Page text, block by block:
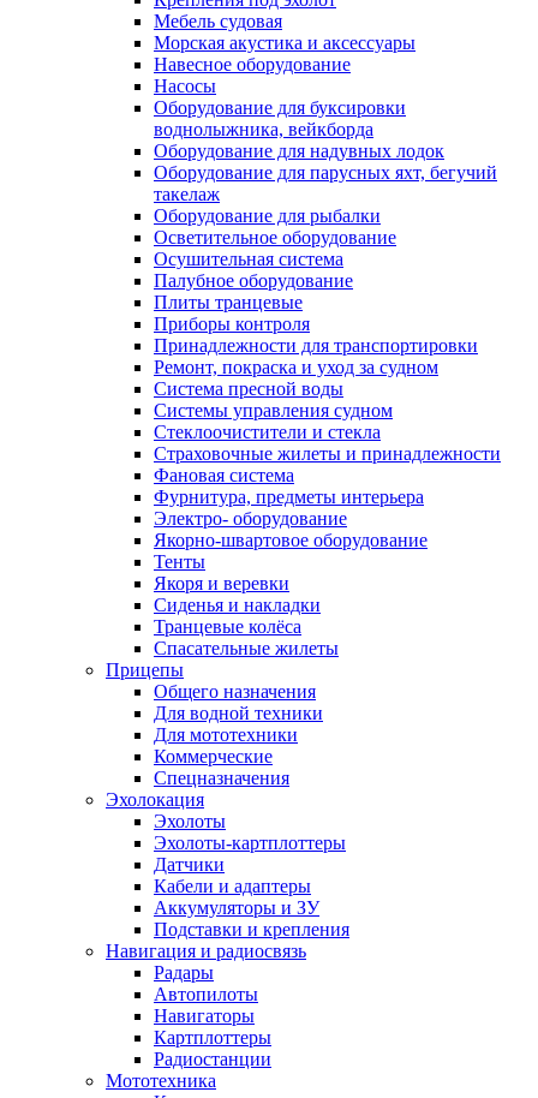
Мебель судовая
Морская акустика и аксессуары
Навесное оборудование
Насосы
Оборудование для буксировки
воднолыжника, вейкборда
Оборудование для надувных лодок
Оборудование для парусных яхт, бегучий
такелаж
Оборудование для рыбалки
Осветительное оборудование
Осушительная система
Палубное оборудование
Плиты транцевые
Приборы контроля
Принадлежности для транспортировки
Ремонт, покраска и уход за судном
Система пресной воды
Системы управления судном
Стеклоочистители и стекла
Страховочные жилеты и принадлежности
Фановая система
Фурнитура, предметы интерьера
Электро- оборудование
Якорно-швартовое оборудование
Тенты
Якоря и веревки
Сиденья и накладки
Транцевые колёса
Спасательные жилеты
Прицепы
Общего назначения
Для водной техники
Для мототехники
Коммерческие
Спецназначения
Эхолокация
Эхолоты
Эхолоты-картплоттеры
Датчики
Кабели и адаптеры
Аккумуляторы и ЗУ
Подставки и крепления
Навигация и радиосвязь
Радары
Автопилоты
Навигаторы
Картплоттеры
Радиостанции
Мототехника